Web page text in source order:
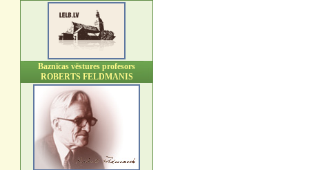
Baznīcas vēstures profesors
ROBERTS FELDMANIS